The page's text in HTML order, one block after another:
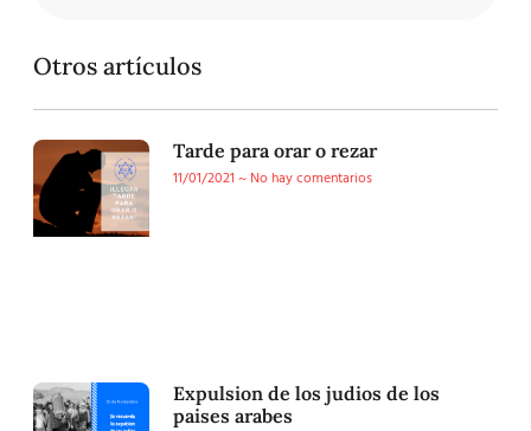
Otros artículos
Tarde para orar o rezar
11/01/2021
No hay comentarios
Expulsion de los judios de los
paises arabes